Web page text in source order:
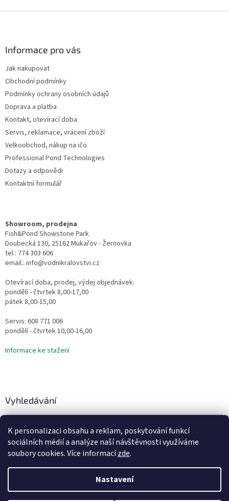
K personalizaci obsahu a reklam, poskytování funkcí
sociálních médií a analýze naší návštěvnosti využíváme
soubory cookies. Více informacízde.
Nastavení
Informace pro vás
Jak nakupovat
Obchodní podmínky
Podmínky ochrany osobních údajů
Doprava a platba
Kontakt, otevírací doba
Servis, reklamace, vrácení zboží
Velkoobchod, nákup na ičo
Professional Pond Technologies
Dotazy a odpovědi
Kontaktní formulář
Showroom, prodejna
Fish&Pond Showstone Park
Doubecká 130, 25162 Mukařov - Žernovka
tel.: 774 303 606
email.: info@vodnikralovstvi.cz
Otevírací doba, prodej, výdej objednávek:
pondělí - čtvrtek 8,00-17,00
pátek 8,00-15,00
Servis: 608 771 006
pondělí - čtvrtek 10,00-16,00
Informace ke stažení
Vyhledávání
HLEDAT